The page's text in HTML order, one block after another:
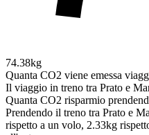
74.38kg
Quanta CO2 viene emessa
Il viaggio in treno tra Prato e
Quanta CO2 risparmio
Prendendo il treno tra Prato e
rispetto a un volo, 2.33kg